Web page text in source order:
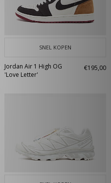
SNEL KOPEN
Jordan Air 1 High OG
'Love Letter'
€195,00